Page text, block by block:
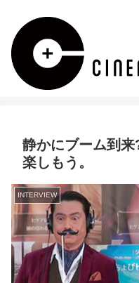
静かにブーム到
楽しもう。
INTERVIEW